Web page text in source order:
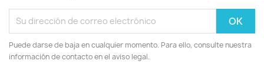
Puede darse de baja en cualquier momento. Para ello, consulte nuestra
información de contacto en el aviso legal.